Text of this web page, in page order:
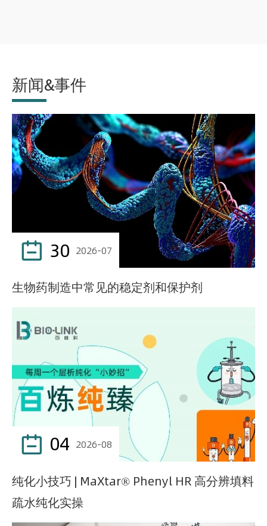
新闻&事件
 30 2026-07
生物药制造中常见的稳定剂和保护剂
 04 2026-08
纯化小技巧 | MaXtar® Phenyl HR 高分辨填料
疏水纯化实操